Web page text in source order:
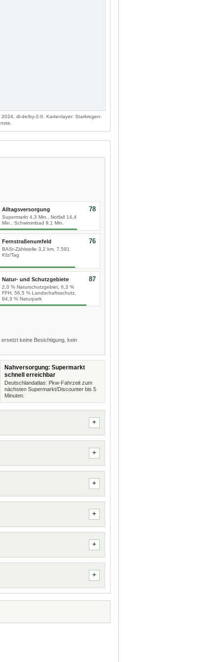
dl-de/by-2-0. Kartenlayer: Starkregen:
Alltagsversorgung
Supermarkt 4,3 Min., Notfall 14,4
Min., Schwimmbad 9,1 Min.
78
Fernstraßenumfeld
BASt-Zählstelle 3,2 km, 7.591
Kfz/Tag
76
Natur- und Schutzgebiete
2,0 % Naturschutzgebiet, 6,3 %
FFH, 56,5 % Landschaftsschutz,
84,3 % Naturpark
87
keine Besichtigung, kein
Nahversorgung: Supermarkt
schnell erreichbar
Deutschlandatlas: Pkw-Fahrzeit zum
nächsten Supermarkt/Discounter bis 5
Minuten.